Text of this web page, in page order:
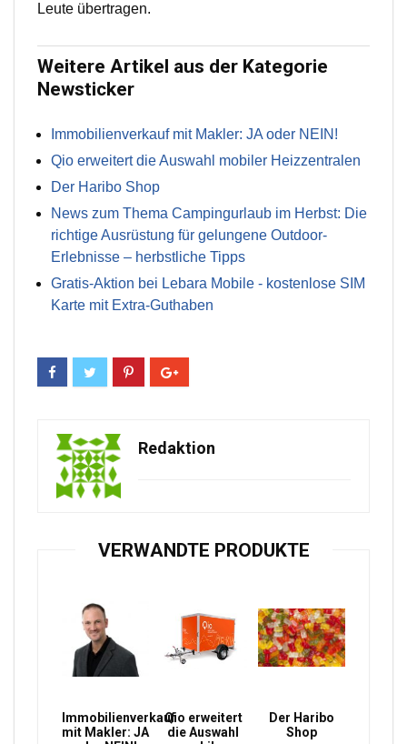
Leute übertragen.
Weitere Artikel aus der Kategorie
Newsticker
Immobilienverkauf mit Makler: JA oder NEIN!
Qio erweitert die Auswahl mobiler Heizzentralen
Der Haribo Shop
News zum Thema Campingurlaub im Herbst: Die
richtige Ausrüstung für gelungene Outdoor-
Erlebnisse – herbstliche Tipps
Gratis-Aktion bei Lebara Mobile - kostenlose SIM
Karte mit Extra-Guthaben
Redaktion
VERWANDTE PRODUKTE
Immobilienverkauf
mit Makler: JA
Qio erweitert
die Auswahl
Der Haribo
Shop